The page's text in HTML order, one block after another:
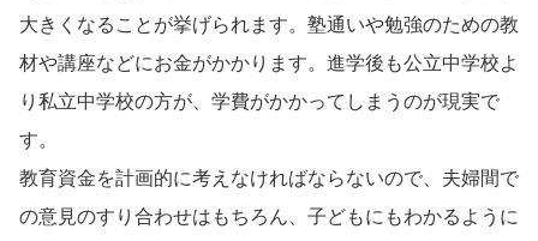
大きくなることが挙げられます。塾通いや勉強のための教
材や講座などにお金がかかります。進学後も公立中学校よ
り私立中学校の方が、学費がかかってしまうのが現実で
す。
教育資金を計画的に考えなければならないので、夫婦間で
の意見のすり合わせはもちろん、子どもにもわかるように